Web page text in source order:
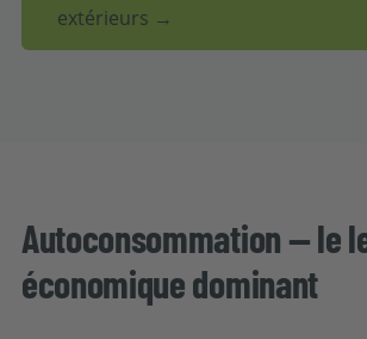
extérieurs →
Autoconsommation — le
économique dominant